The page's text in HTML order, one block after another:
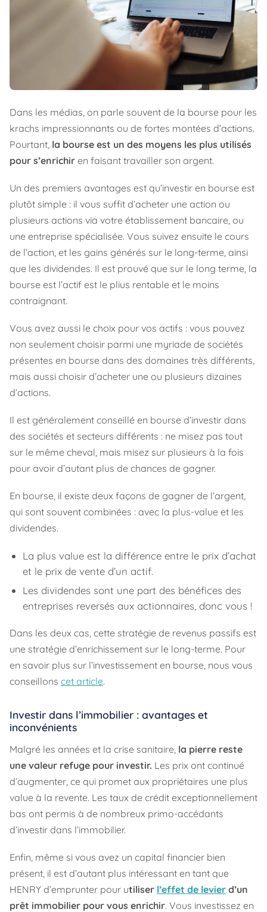
Dans les médias, on parle souvent de la bourse pour les
krachs impressionnants ou de fortes montées d’actions.
Pourtant, la bourse est un des moyens les plus utilisés
pour s’enrichir en faisant travailler son argent.
Un des premiers avantages est qu’investir en bourse est
plutôt simple : il vous suffit d’acheter une action ou
plusieurs actions via votre établissement bancaire, ou
une entreprise spécialisée. Vous suivez ensuite le cours
de l’action, et les gains générés sur le long-terme, ainsi
que les dividendes. Il est prouvé que sur le long terme, la
bourse est l’actif est le plius rentable et le moins
contraignant.
Vous avez aussi le choix pour vos actifs : vous pouvez
non seulement choisir parmi une myriade de sociétés
présentes en bourse dans des domaines très différents,
mais aussi choisir d’acheter une ou plusieurs dizaines
d’actions.
Il est généralement conseillé en bourse d’investir dans
des sociétés et secteurs différents : ne misez pas tout
sur le même cheval, mais misez sur plusieurs à la fois
pour avoir d’autant plus de chances de gagner.
En bourse, il existe deux façons de gagner de l’argent,
qui sont souvent combinées : avec la plus-value et les
dividendes.
La plus value est la différence entre le prix d’achat
et le prix de vente d’un actif.
Les dividendes sont une part des bénéfices des
entreprises reversés aux actionnaires, donc vous !
Dans les deux cas, cette stratégie de revenus passifs est
une stratégie d’enrichissement sur le long-terme. Pour
en savoir plus sur l’investissement en bourse, nous vous
conseillons cet article.
Investir dans l’immobilier : avantages et
inconvénients
Malgré les années et la crise sanitaire, la pierre reste
une valeur refuge pour investir. Les prix ont continué
d’augmenter, ce qui promet aux propriétaires une plus
value à la revente. Les taux de crédit exceptionnellement
bas ont permis à de nombreux primo-accédants
d’investir dans l’immobilier.
Enfin, même si vous avez un capital financier bien
présent, il est d’autant plus intéressant en tant que
HENRY d’emprunter pour utiliser l’effet de levier d’un
prêt immobilier pour vous enrichir. Vous investissez en